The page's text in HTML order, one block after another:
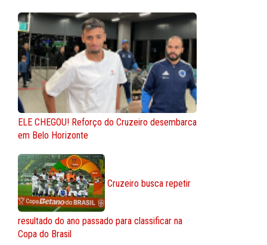
ELE CHEGOU! Reforço do Cruzeiro desembarca
em Belo Horizonte
Cruzeiro busca repetir
resultado do ano passado para classificar na
Copa do Brasil